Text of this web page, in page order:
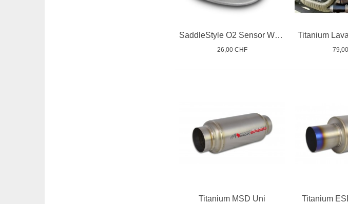
SaddleStyle O2 Sensor Weld Bungs
26,00 CHF
Titanium
Titanium MSD Uni Titanium